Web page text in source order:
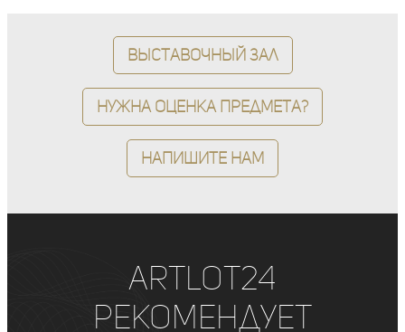
Выставочный зал
Нужна оценка предмета?
Напишите нам
ArtLot24
рекомендует